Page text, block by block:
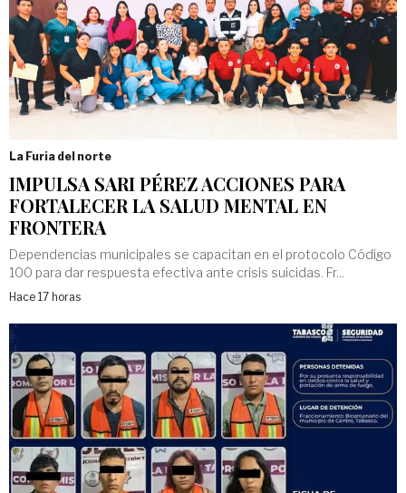
La Furia del norte
IMPULSA SARI PÉREZ ACCIONES PARA
FORTALECER LA SALUD MENTAL EN
FRONTERA
Dependencias municipales se capacitan en el protocolo Código
100 para dar respuesta efectiva ante crisis suicidas. Fr...
Hace 17 horas